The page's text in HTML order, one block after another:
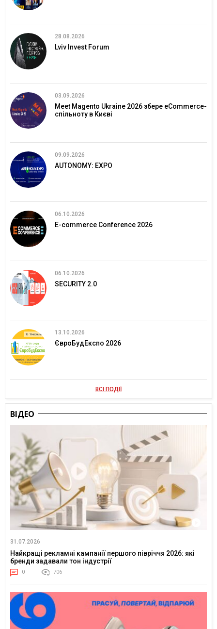
28.08.2026
Lviv Invest Forum
03.09.2026
Meet Magento Ukraine 2026 збере eCommerce-
спільноту в Києві
09.09.2026
AUTONOMY: EXPO
06.10.2026
E-commerce Conference 2026
06.10.2026
SECURITY 2.0
13.10.2026
ЄвроБудЕкспо 2026
ВСІ ПОДІЇ
ВІДЕО
31.07.2026
Найкращі рекламні кампанії першого півріччя 2026: які
бренди задавали тон індустрії
0 706